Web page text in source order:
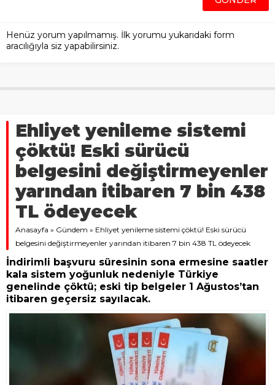
Henüz yorum yapılmamış. İlk yorumu yukarıdaki form
aracılığıyla siz yapabilirsiniz.
Ehliyet yenileme sistemi
çöktü! Eski sürücü
belgesini değiştirmeyenler
yarından itibaren 7 bin 438
TL ödeyecek
Anasayfa » Gündem » Ehliyet yenileme sistemi çöktü! Eski sürücü
belgesini değiştirmeyenler yarından itibaren 7 bin 438 TL ödeyecek
İndirimli başvuru süresinin sona ermesine saatler
kala sistem yoğunluk nedeniyle Türkiye
genelinde çöktü; eski tip belgeler 1 Ağustos’tan
itibaren geçersiz sayılacak.